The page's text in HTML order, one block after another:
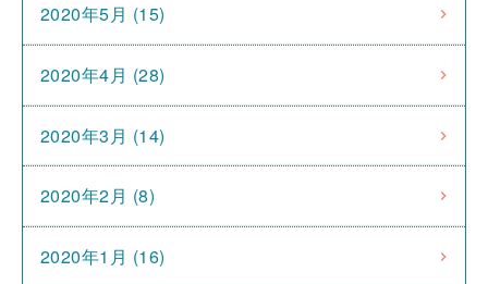
2020年5月 (15)
2020年4月 (28)
2020年3月 (14)
2020年2月 (8)
2020年1月 (16)